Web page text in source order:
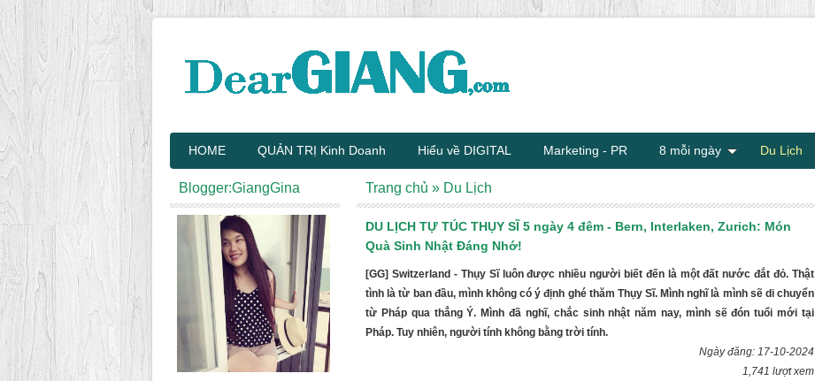
DU LỊCH TỰ TÚC THỤY SĨ 5 ngày 4 đêm - Bern, Interlaken, Zurich: Món
Quà Sinh Nhật Đáng Nhớ!
[GG] Switzerland - Thụy Sĩ luôn được nhiều người biết đến là một đất nước đắt đỏ. Thật
tình là từ ban đầu, mình không có ý định ghé thăm Thụy Sĩ. Mình nghĩ là mình sẽ di chuyển
từ Pháp qua thẳng Ý. Mình đã nghĩ, chắc sinh nhật năm nay, mình sẽ đón tuổi mới tại
Pháp. Tuy nhiên, người tính không bằng trời tính.
Ngày đăng: 17-10-2024
1,741 lượt xem
Trang chủ » Du Lịch
Blogger:GiangGina
HOME QUẢN TRỊ Kinh Doanh Hiểu về DIGITAL Marketing - PR 8 mỗi ngày Du Lịch